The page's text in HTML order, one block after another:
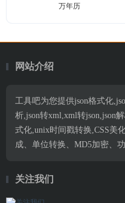
万年历
网站介绍
工具吧为您提供json格式化
析,json转xml,xml转json,json
式化,unix时间戳转换,CSS美
成、单位转换、MD5加密、
关注我们